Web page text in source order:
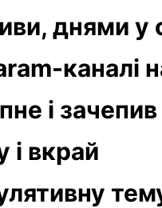
днями у
каналі
і
і вкрай